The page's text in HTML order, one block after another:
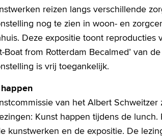
reizen langs verschillende
nog te zien in woon- en
Deze expositie toont reproducties
Boat from Rotterdam Becalmed’ van
is vrij toegankelijk.
van het Albert
Kunst happen tijdens de
kunstwerken en de expositie. De